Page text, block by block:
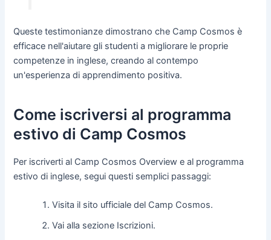
Queste testimonianze dimostrano che Camp Cosmos è
efficace nell'aiutare gli studenti a migliorare le proprie
competenze in inglese, creando al contempo
un'esperienza di apprendimento positiva.
Come iscriversi al programma
estivo di Camp Cosmos
Per iscriverti al Camp Cosmos Overview e al programma
estivo di inglese, segui questi semplici passaggi:
Visita il sito ufficiale del Camp Cosmos.
Vai alla sezione Iscrizioni.